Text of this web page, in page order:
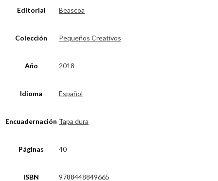
Editorial Beascoa
Colección Pequeños Creativos
Año 2018
Idioma Español
Encuadernación Tapa dura
Páginas 40
ISBN 9788448849665